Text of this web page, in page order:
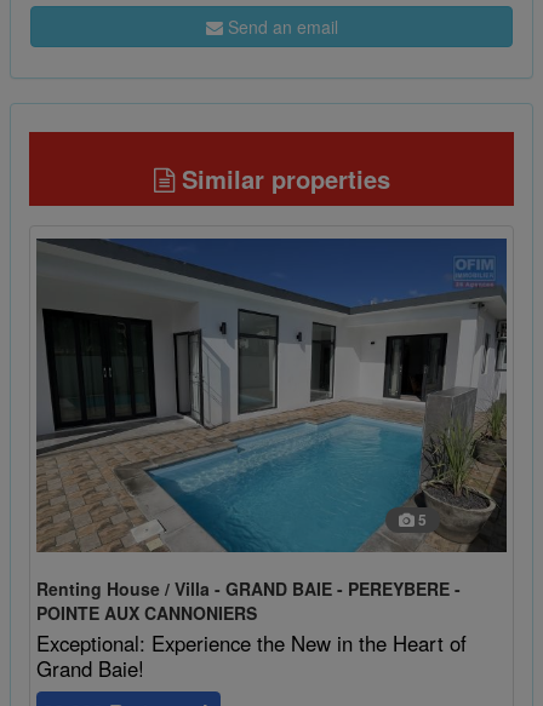
Send an email
Similar properties
5
Renting House / Villa - GRAND BAIE - PEREYBERE -
POINTE AUX CANNONIERS
Exceptional: Experience the New in the Heart of
Grand Baie!